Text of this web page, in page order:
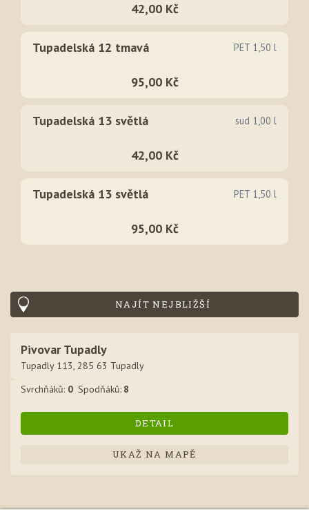
42,00 Kč
Tupadelská 12 tmavá PET 1,50 l
95,00 Kč
Tupadelská 13 světlá sud 1,00 l
42,00 Kč
Tupadelská 13 světlá PET 1,50 l
95,00 Kč
NAJÍT NEJBLIŽŠÍ
Pivovar Tupadly
Tupadly 113, 285 63 Tupadly
Svrchňáků: 0 Spodňáků: 8
UKAŽ NA MAPĚ
DETAIL